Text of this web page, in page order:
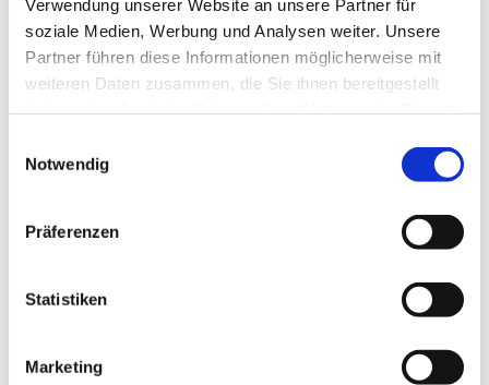
Verwendung unserer Website an unsere Partner für
soziale Medien, Werbung und Analysen weiter. Unsere
Partner führen diese Informationen möglicherweise mit
weiteren Daten zusammen, die Sie ihnen bereitgestellt
Notwendig
Präferenzen
Statistiken
Marketing